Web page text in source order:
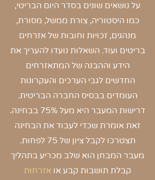
על נושאים שונים בסדר היום הבריטי,
כמו היסטוריה, צורת ממשל, מסורת,
מנהגים, זכויות וחובות של אזרחים
בריטים ועוד. השאלות נועדו להעריך את
הידע וההבנה של המתאזרחים
החדשים לגבי הערכים והעקרונות
העומדים בבסיס החברה הבריטית.
דרישות המעבר היא מעל 75% בבחינה.
זאת אומרת שכדי לעבוד את הבחינה
תצטרכו לקבל ציון של 75 לפחות.
מעבר המבחן הוא שלב מכריע בתהליך
קבלת תושבות קבע או אזרחות